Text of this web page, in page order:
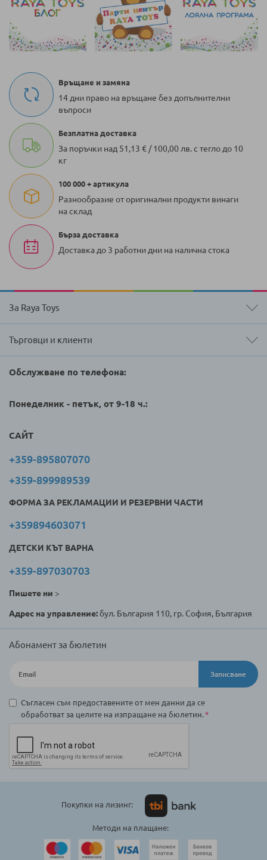
Връщане и замяна
14 дни право на връщане без допълнителни
въпроси
Безплатна доставка
За поръчки над 51,13 € / 100,00 лв. с тегло до 10
кг
100 000 + артикула
Разнообразие от оригинални продукти винаги
на склад
Бърза доставка
Доставка до 3 работни дни на налична стока
За Raya Toys
Търговци и клиенти
Обслужване по телефона:
Понеделник - петък, от 9-18 ч.:
САЙТ
+359-895807070
+359-899989539
ФОРМА ЗА РЕКЛАМАЦИИ И РЕЗЕРВНИ ЧАСТИ
+359894603071
ДЕТСКИ КЪТ ВАРНА
+359-897030703
Пишете ни >
Адрес на управление:бул. България 110, гр. София, България
Абонамент за бюлетин
Записване
Съгласен съм предоставените от мен данни да се
обработват за целите на изпращане на бюлетин.
Покупки на лизинг:
Методи на плащане: